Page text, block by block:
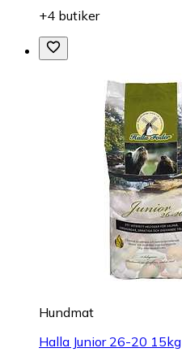
+4 butiker
Hundmat
Halla Junior 26-20 15kg